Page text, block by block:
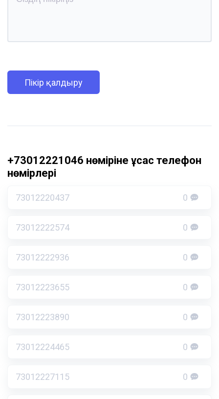
Пікір қалдыру
+73012221046 нөміріне ұқсас телефон
нөмірлері
73012220437 0
73012222574 0
73012222936 0
73012223655 0
73012223890 0
73012224465 0
73012227115 0